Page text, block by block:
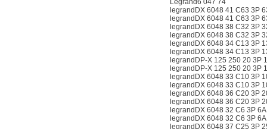
Legrand6 047 74
legrandDX 6048 41 C63 3P
legrandDX 6048 41 C63 3P
legrandDX 6048 38 C32 3P
legrandDX 6048 38 C32 3P
legrandDX 6048 34 C13 3P
legrandDX 6048 34 C13 3P
legrandDP-X 125 250 20 3P
legrandDP-X 125 250 20 3P
legrandDX 6048 33 C10 3P
legrandDX 6048 33 C10 3P
legrandDX 6048 36 C20 3P
legrandDX 6048 36 C20 3P
legrandDX 6048 32 C6 3P 6A
legrandDX 6048 32 C6 3P 6A
legrandDX 6048 37 C25 3P